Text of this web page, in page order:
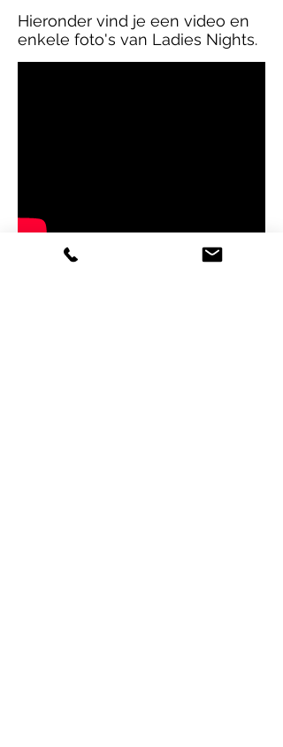
Hieronder vind je een video en
enkele foto's van Ladies Nights.